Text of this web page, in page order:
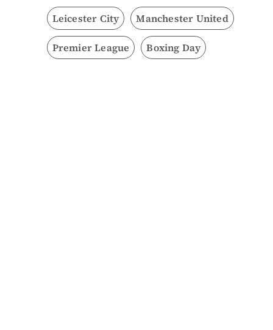
Leicester City Manchester United
Premier League Boxing Day